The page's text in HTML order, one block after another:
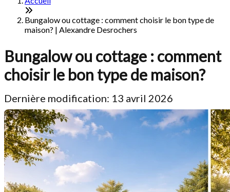
Bungalow ou cottage : comment choisir le bon type de
maison? | Alexandre Desrochers
Bungalow ou cottage : comment
choisir le bon type de maison?
Dernière modification: 13 avril 2026